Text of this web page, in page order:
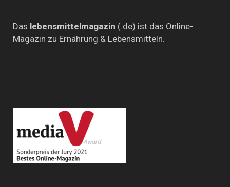
Das lebensmittelmagazin (.de) ist das Online-
Magazin zu Ernährung & Lebensmitteln.